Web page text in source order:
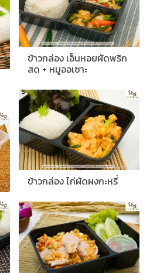
ข้าวกล่อง เอ็นหอยผัดพริก
สด + หมูออเซาะ
ข้าวกล่อง ไก่ผัดผงกะหรี่